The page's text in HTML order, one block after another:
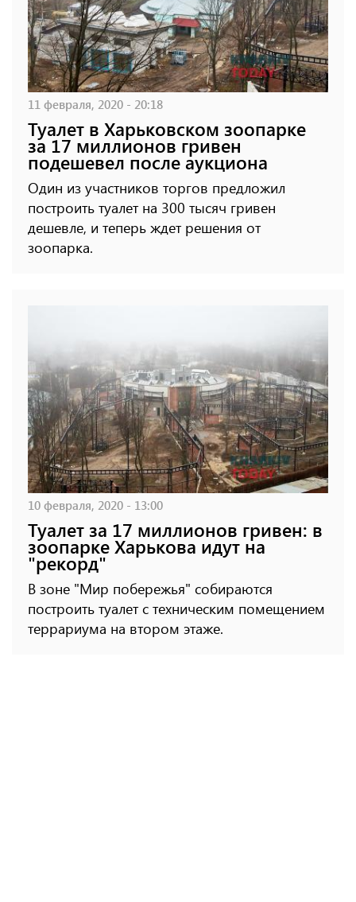
11 февраля, 2020 - 20:18
Туалет в Харьковском зоопарке
за 17 миллионов гривен
подешевел после аукциона
Один из участников торгов предложил
построить туалет на 300 тысяч гривен
дешевле, и теперь ждет решения от
зоопарка.
10 февраля, 2020 - 13:00
Туалет за 17 миллионов гривен: в
зоопарке Харькова идут на
"рекорд"
В зоне "Мир побережья" собираются
построить туалет с техническим помещением
террариума на втором этаже.